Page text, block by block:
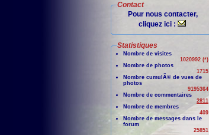
Contact
Pour nous contacter,
cliquez ici :
Statistiques
Nombre de visites
1020992 (*)
Nombre de photos
1715
Nombre cumulÃ© de vues de
photos
9195364
Nombre de commentaires
2811
Nombre de membres
409
Nombre de messages dans le
forum
25851